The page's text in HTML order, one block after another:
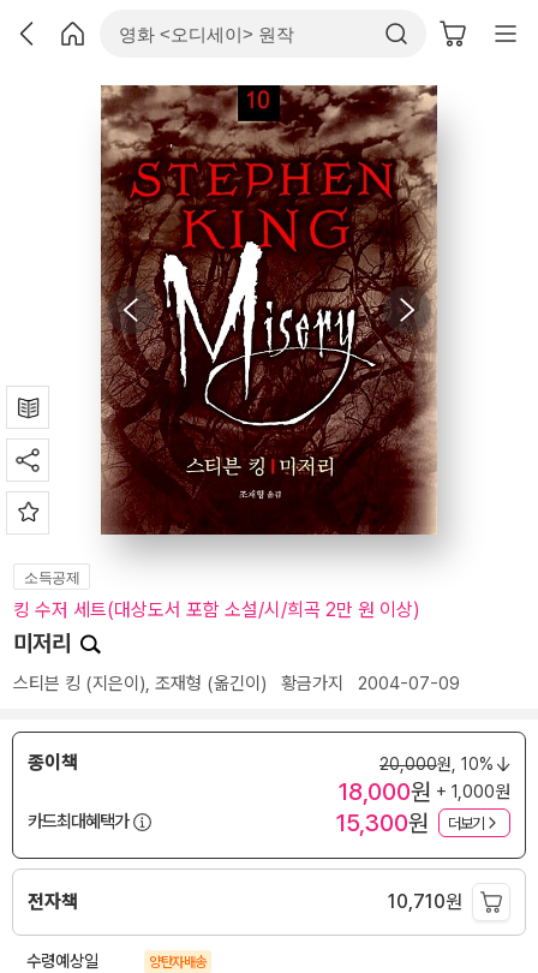
소득공제
킹 수저 세트(대상도서 포함 소설/시/희곡 2만 원 이상)
미저리
스티븐 킹 (지은이), 조재형 (옮긴이) 황금가지 2004-07-09
종이책 20,000원, 10%
18,000원 + 1,000원
카드최대혜택가
15,300원 더보기
전자책 10,710원
수령예상일 양탄자배송